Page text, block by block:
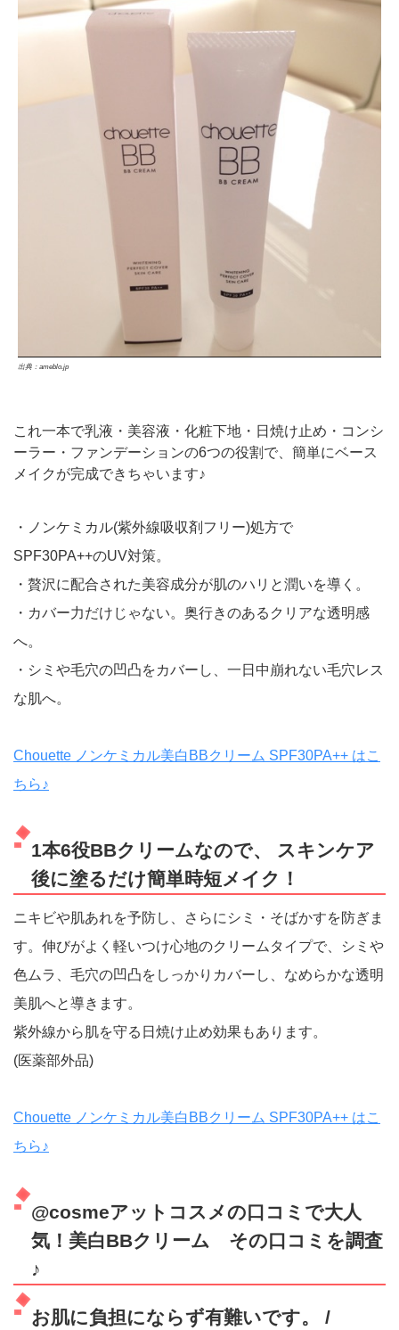
出典：ameblo.jp
これ一本で乳液・美容液・化粧下地・日焼け止め・コンシ
ーラー・ファンデーションの6つの役割で、簡単にベース
メイクが完成できちゃいます♪
・ノンケミカル(紫外線吸収剤フリー)処方で
SPF30PA++のUV対策。
・贅沢に配合された美容成分が肌のハリと潤いを導く。
・カバー力だけじゃない。奥行きのあるクリアな透明感
へ。
・シミや毛穴の凹凸をカバーし、一日中崩れない毛穴レス
な肌へ。
Chouette ノンケミカル美白BBクリーム SPF30PA++ はこ
ちら♪
1本6役BBクリームなので、 スキンケア
後に塗るだけ簡単時短メイク！
ニキビや肌あれを予防し、さらにシミ・そばかすを防ぎま
す。伸びがよく軽いつけ心地のクリームタイプで、シミや
色ムラ、毛穴の凹凸をしっかりカバーし、なめらかな透明
美肌へと導きます。
紫外線から肌を守る日焼け止め効果もあります。
(医薬部外品)
Chouette ノンケミカル美白BBクリーム SPF30PA++ はこ
ちら♪
@cosmeアットコスメの口コミで大人
気！美白BBクリーム その口コミを調査
♪
お肌に負担にならず有難いです。 /